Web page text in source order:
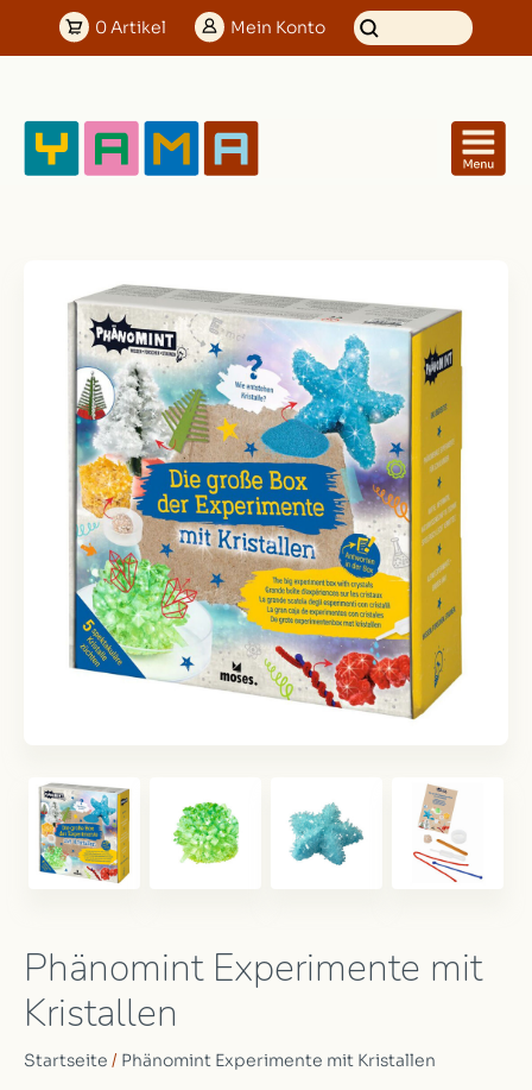
0Artikel Mein Konto
Phänomint Experimente mit
Kristallen
Startseite / Phänomint Experimente mit Kristallen